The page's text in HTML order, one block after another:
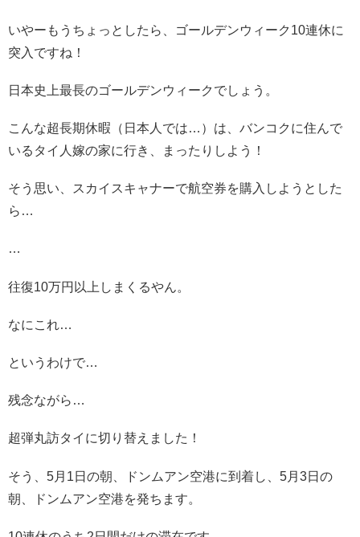
いやーもうちょっとしたら、ゴールデンウィーク10連休に
突入ですね！
日本史上最長のゴールデンウィークでしょう。
こんな超長期休暇（日本人では…）は、バンコクに住んで
いるタイ人嫁の家に行き、まったりしよう！
そう思い、スカイスキャナーで航空券を購入しようとした
ら…
…
往復10万円以上しまくるやん。
なにこれ…
というわけで…
残念ながら…
超弾丸訪タイに切り替えました！
そう、5月1日の朝、ドンムアン空港に到着し、5月3日の
朝、ドンムアン空港を発ちます。